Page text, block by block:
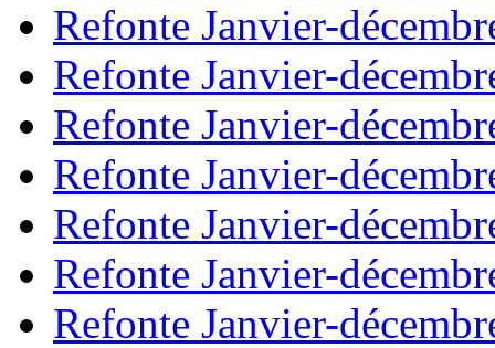
Refonte Janvier-
Refonte Janvier-
Refonte Janvier-
Refonte Janvier-
Refonte Janvier-
Refonte Janvier-
Refonte Janvier-